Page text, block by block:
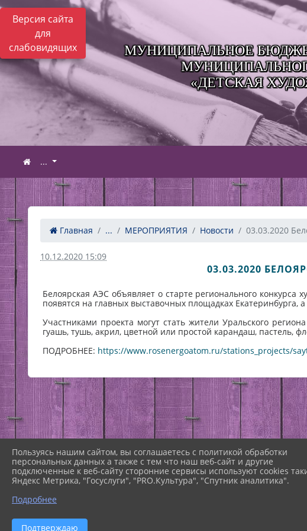
Версия сайта
для
слабовидящих
МУНИЦИПАЛЬНОЕ
«ДЕТСКАЯ
...
Главная ... МЕРОПРИЯТИЯ Новости 03.03.2020
10.12.2020 15:09
03.03.2020
Белоярская АЭС объявляет о старте регионального
появятся на главных выставочных площадках Екатеринбурга,
Участниками проекта могут стать жители Уральского
гуашь, тушь, акрил, цветной или простой карандаш, пастель,
ПОДРОБНЕЕ: https://www.rosenergoatom.ru/stations_projects/
Пользуясь нашим сайтом, вы соглашаетесь с политикой обработки
персональных данных а также с тем что наш веб-сайт и другие
подключенные к веб-сайту сторонние сервисы используют cookies
Яндекс Метрика, "Госуслуги", "PRO.Культура", "Спутник аналитика".
Подробнее
Подтверждаю